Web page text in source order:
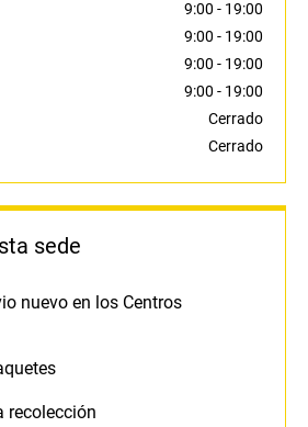
9:00 - 19:00
9:00 - 19:00
9:00 - 19:00
9:00 - 19:00
Cerrado
Cerrado
sede
nuevo en los Centros
recolección